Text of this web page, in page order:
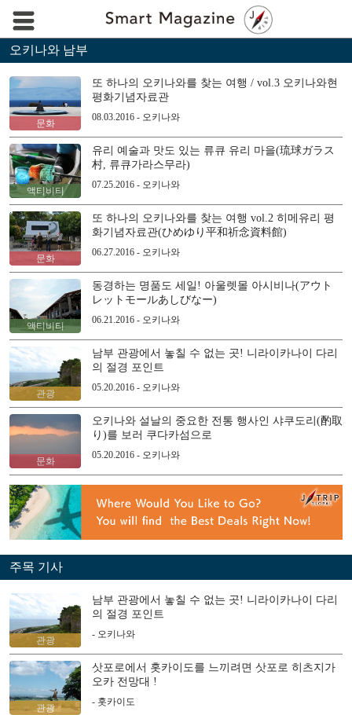
오키나와 남부
문화
또 하나의 오키나와를 찾는 여행 / vol.3 오키나와현
평화기념자료관
08.03.2016 - 오키나와
액티비티
유리 예술과 맛도 있는 류큐 유리 마을(琉球ガラス
村, 류큐가라스무라)
07.25.2016 - 오키나와
문화
또 하나의 오키나와를 찾는 여행 vol.2 히메유리 평
화기념자료관(ひめゆり平和祈念資料館)
06.27.2016 - 오키나와
액티비티
동경하는 명품도 세일! 아울렛몰 아시비나(アウト
レットモールあしびなー)
06.21.2016 - 오키나와
관광
남부 관광에서 놓칠 수 없는 곳! 니라이카나이 다리
의 절경 포인트
05.20.2016 - 오키나와
문화
오키나와 설날의 중요한 전통 행사인 샤쿠도리(酌取
り)를 보러 쿠다카섬으로
05.20.2016 - 오키나와
주목 기사
관광
남부 관광에서 놓칠 수 없는 곳! 니라이카나이 다리
의 절경 포인트
- 오키나와
관광
삿포로에서 홋카이도를 느끼려면 삿포로 히츠지가
오카 전망대 !
- 홋카이도